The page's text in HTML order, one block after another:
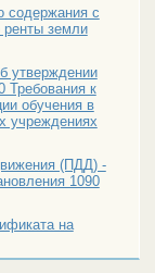
содержания с
ренты земли
утверждении
к
обучения в
учреждениях
(ПДД) -
1090
на